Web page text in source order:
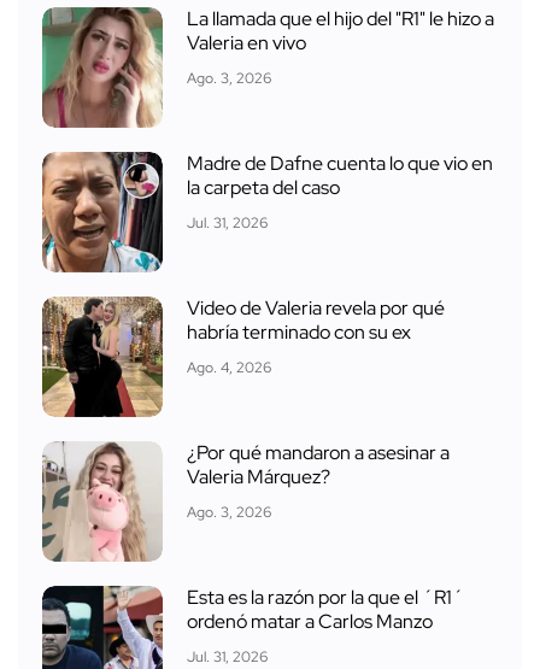
La llamada que el hijo del "R1" le hizo a
Valeria en vivo
Ago. 3, 2026
Madre de Dafne cuenta lo que vio en
la carpeta del caso
Jul. 31, 2026
Video de Valeria revela por qué
habría terminado con su ex
Ago. 4, 2026
¿Por qué mandaron a asesinar a
Valeria Márquez?
Ago. 3, 2026
Esta es la razón por la que el ´R1´
ordenó matar a Carlos Manzo
Jul. 31, 2026